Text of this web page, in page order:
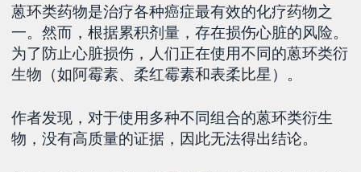
蒽环类药物是治疗各种癌症最有效的化疗药物之
一。然而，根据累积剂量，存在损伤心脏的风险。
为了防止心脏损伤，人们正在使用不同的蒽环类衍
生物（如阿霉素、柔红霉素和表柔比星）。
作者发现，对于使用多种不同组合的蒽环类衍生
物，没有高质量的证据，因此无法得出结论。